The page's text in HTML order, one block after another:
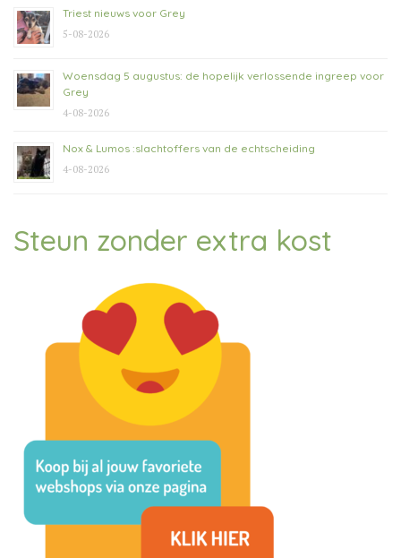
Triest nieuws voor Grey
5-08-2026
Woensdag 5 augustus: de hopelijk verlossende ingreep voor
Grey
4-08-2026
Nox & Lumos :slachtoffers van de echtscheiding
4-08-2026
Steun zonder extra kost